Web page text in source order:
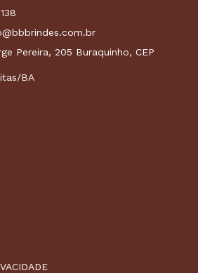
Pereira, 205 Buraquinho, CEP
BA